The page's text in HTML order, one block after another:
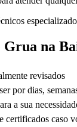
na
revisados
por dias,
a sua
certificados caso